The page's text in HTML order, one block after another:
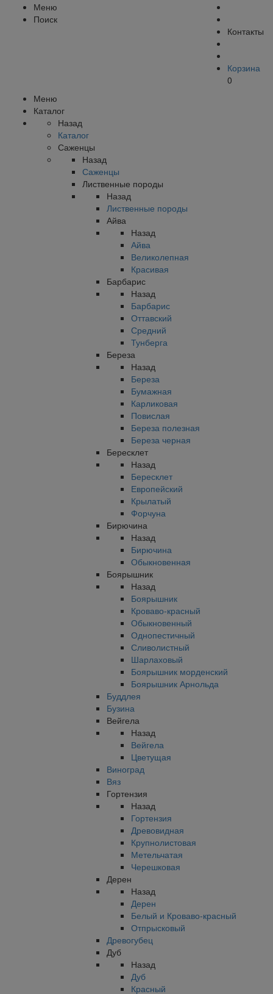
Контакты
Корзина
0
Меню
Поиск
Меню
Каталог
Назад
Каталог
Саженцы
Назад
Саженцы
Лиственные породы
Назад
Лиственные породы
Айва
Назад
Айва
Великолепная
Красивая
Барбарис
Назад
Барбарис
Оттавский
Средний
Тунберга
Береза
Назад
Береза
Бумажная
Карликовая
Повислая
Береза полезная
Береза черная
Бересклет
Назад
Бересклет
Европейский
Крылатый
Форчуна
Бирючина
Назад
Бирючина
Обыкновенная
Боярышник
Назад
Боярышник
Кроваво-красный
Обыкновенный
Однопестичный
Сливолистный
Шарлаховый
Боярышник морденский
Боярышник Арнольда
Буддлея
Бузина
Вейгела
Назад
Вейгела
Цветущая
Виноград
Вяз
Гортензия
Назад
Гортензия
Древовидная
Крупнолистовая
Метельчатая
Черешковая
Дерен
Назад
Дерен
Белый и Кроваво-красный
Отпрысковый
Древогубец
Дуб
Назад
Дуб
Красный